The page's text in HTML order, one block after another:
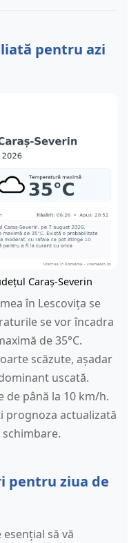
pentru azi
Caraș-Severin
în Lescovița se
se vor încadra
de 35°C.
scăzute, așadar
uscată.
de până la 10 km/h.
prognoza actualizată
pentru ziua de
să vă